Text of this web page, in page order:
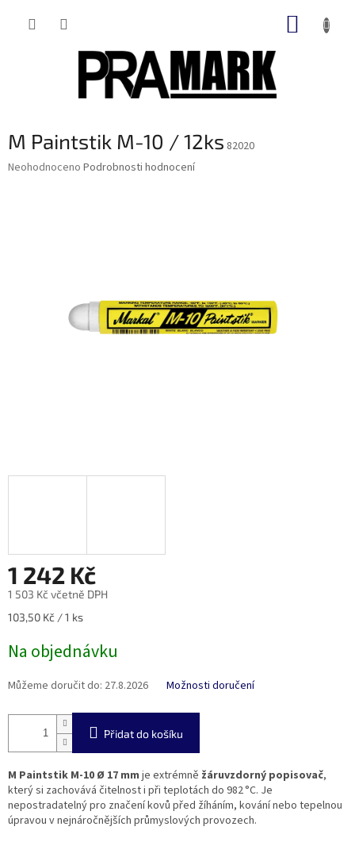
M Paintstik M-10 / 12ks 82020
Průměrné
Neohodnoceno Podrobnosti hodnocení
1 242 Kč
1 503 Kč včetně DPH
Měrná
103,50 Kč / 1 ks
Na objednávku
Můžeme doručit do: 27.8.2026 Možnosti doručení
Přidat do košíku
M Paintstik M-10 Ø 17 mm je extrémně žáruvzdorný popisovač,
který si zachovává čitelnost i při teplotách do 982 °C. Je
nepostradatelný pro značení kovů před žíháním, kování nebo tepelnou
úpravou v nejnáročnějších průmyslových provozech.